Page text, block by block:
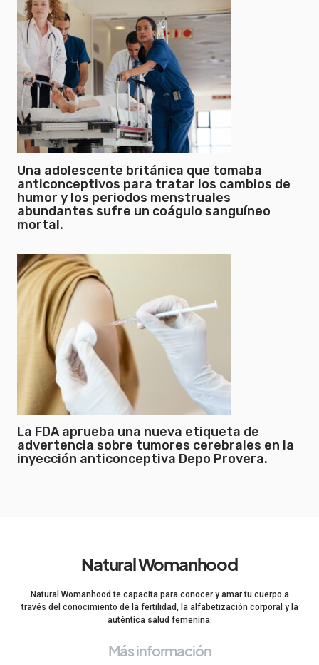
Una adolescente británica que tomaba
anticonceptivos para tratar los cambios de
humor y los periodos menstruales
abundantes sufre un coágulo sanguíneo
mortal.
La FDA aprueba una nueva etiqueta de
advertencia sobre tumores cerebrales en la
inyección anticonceptiva Depo Provera.
Natural Womanhood
Natural Womanhood te capacita para conocer y amar tu cuerpo a
través del conocimiento de la fertilidad, la alfabetización corporal y la
auténtica salud femenina.
Más información